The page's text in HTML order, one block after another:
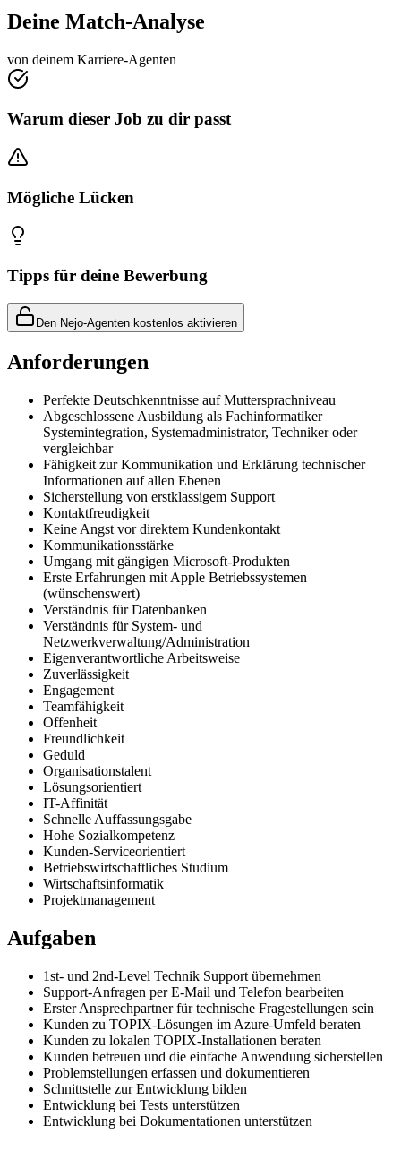
Deine Match-Analyse
von deinem Karriere-Agenten
Warum dieser Job zu dir passt
Mögliche Lücken
Tipps für deine Bewerbung
Den Nejo-Agenten kostenlos aktivieren
Anforderungen
Perfekte Deutschkenntnisse auf Muttersprachniveau
Abgeschlossene Ausbildung als Fachinformatiker
Systemintegration, Systemadministrator, Techniker oder
vergleichbar
Fähigkeit zur Kommunikation und Erklärung technischer
Informationen auf allen Ebenen
Sicherstellung von erstklassigem Support
Kontaktfreudigkeit
Keine Angst vor direktem Kundenkontakt
Kommunikationsstärke
Umgang mit gängigen Microsoft-Produkten
Erste Erfahrungen mit Apple Betriebssystemen
(wünschenswert)
Verständnis für Datenbanken
Verständnis für System- und
Netzwerkverwaltung/Administration
Eigenverantwortliche Arbeitsweise
Zuverlässigkeit
Engagement
Teamfähigkeit
Offenheit
Freundlichkeit
Geduld
Organisationstalent
Lösungsorientiert
IT-Affinität
Schnelle Auffassungsgabe
Hohe Sozialkompetenz
Kunden-Serviceorientiert
Betriebswirtschaftliches Studium
Wirtschaftsinformatik
Projektmanagement
Aufgaben
1st- und 2nd-Level Technik Support übernehmen
Support-Anfragen per E-Mail und Telefon bearbeiten
Erster Ansprechpartner für technische Fragestellungen sein
Kunden zu TOPIX-Lösungen im Azure-Umfeld beraten
Kunden zu lokalen TOPIX-Installationen beraten
Kunden betreuen und die einfache Anwendung sicherstellen
Problemstellungen erfassen und dokumentieren
Schnittstelle zur Entwicklung bilden
Entwicklung bei Tests unterstützen
Entwicklung bei Dokumentationen unterstützen